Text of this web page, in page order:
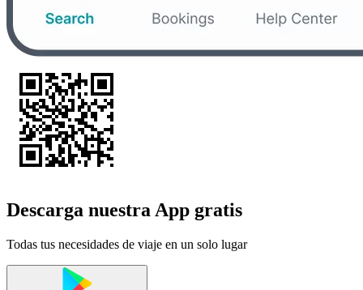
Descarga nuestra App gratis
Todas tus necesidades de viaje en un solo lugar